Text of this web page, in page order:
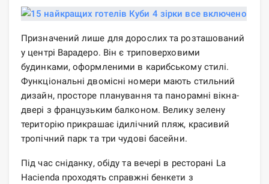
Призначений лише для дорослих та розташований
у центрі Варадеро. Він є триповерховими
будинками, оформленими в карибському стилі.
Функціональні двомісні номери мають стильний
дизайн, просторе планування та панорамні вікна-
двері з французьким балконом. Велику зелену
територію прикрашає ідилічний пляж, красивий
тропічний парк та три чудові басейни.
Під час сніданку, обіду та вечері в ресторані La
Hacienda проходять справжні бенкети з